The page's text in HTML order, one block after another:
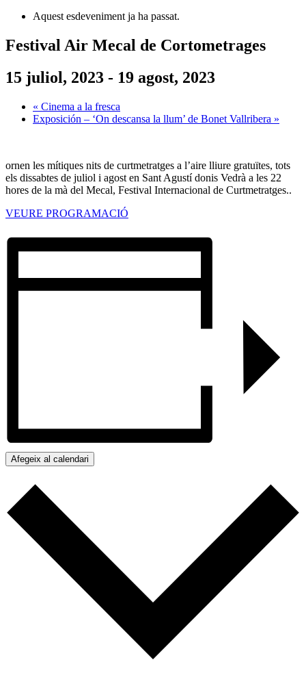
Aquest esdeveniment ja ha passat.
Festival Air Mecal de Cortometrages
15 juliol, 2023 - 19 agost, 2023
« Cinema a la fresca
Exposición – ‘On descansa la llum’ de Bonet Vallribera »
ornen les mítiques nits de curtmetratges a l’aire lliure gratuïtes, tots
els dissabtes de juliol i agost en Sant Agustí donis Vedrà a les 22
hores de la mà del Mecal, Festival Internacional de Curtmetratges..
VEURE PROGRAMACIÓ
Afegeix al calendari